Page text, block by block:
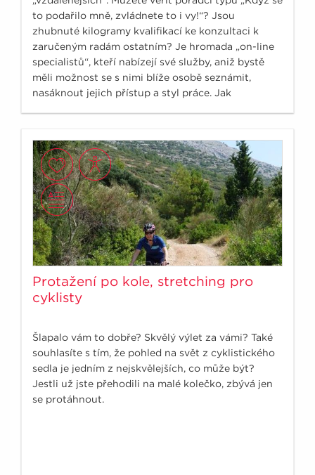
to podařilo mně, zvládnete to i vy!“? Jsou
zhubnuté kilogramy kvalifikací ke konzultaci k
zaručeným radám ostatním? Je hromada „on-line
specialistů“, kteří nabízejí své služby, aniž bystě
měli možnost se s nimi blíže osobě seznámit,
nasáknout jejich přístup a styl práce. Jak
Protažení po kole, stretching pro
cyklisty
Šlapalo vám to dobře? Skvělý výlet za vámi? Také
souhlasíte s tím, že pohled na svět z cyklistického
sedla je jedním z nejskvělejších, co může být?
Jestli už jste přehodili na malé kolečko, zbývá jen
se protáhnout.